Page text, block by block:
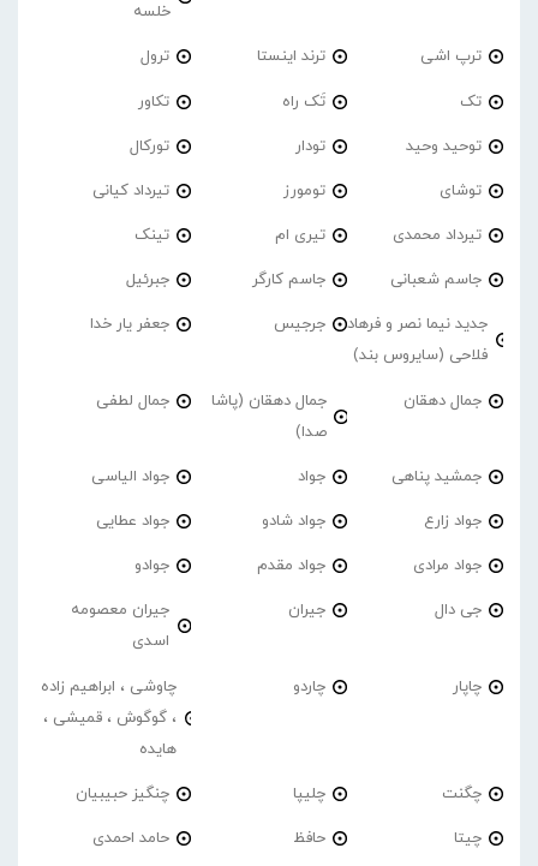
خلسه
ترپ اشی ترند اینستا ترول
تک تَک راه تکاور
توحید وحید تودار تورکال
توشای تومورز تیرداد کیانی
تیرداد محمدی تیری ام تینک
جاسم شعبانی جاسم کارگر جبرئیل
جدید نیما نصر و فرهاد
فلاحی (سایروس بند)
جرجیس جعفر یار خدا
جمال دهقان
جمال دهقان (پاشا
صدا)
جمال لطفی
جمشید پناهی جواد جواد الیاسی
جواد زارع جواد شادو جواد عطایی
جواد مرادی جواد مقدم جوادو
جی دال جیران
جیران معصومه
اسدی
چاپار چاردو
چاوشی ، ابراهیم زاده
، گوگوش ، قمیشی ،
هایده
چگنت چلیپا چنگیز حبیبیان
چیتا حافظ حامد احمدی